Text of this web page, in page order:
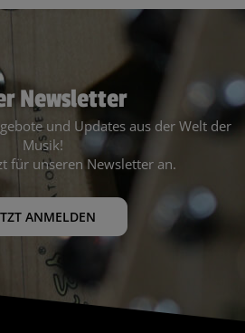
Newsletter
und Updates aus der Welt der
Musik!
für unseren Newsletter an.
ANMELDEN